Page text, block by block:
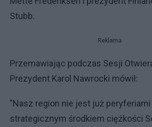
Stubb.
Reklama
Przemawiając podczas Sesji
Prezydent Karol Nawrocki mówił:
"Nasz region nie jest już peryferiami
strategicznym środkiem ciężkości